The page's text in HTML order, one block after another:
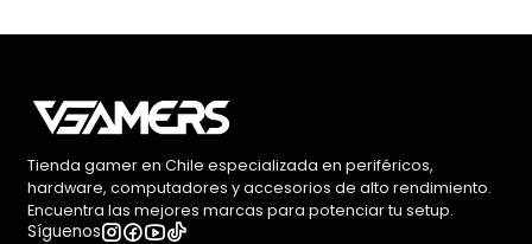
Tienda gamer en Chile especializada en periféricos,
hardware, computadores y accesorios de alto rendimiento.
Encuentra las mejores marcas para potenciar tu setup.
Síguenos